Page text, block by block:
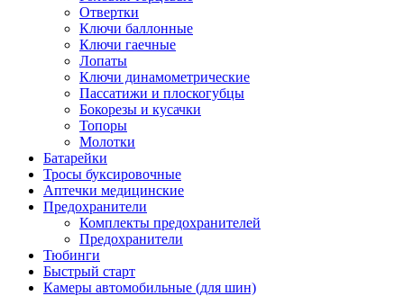
Отвертки
Ключи баллонные
Ключи гаечные
Лопаты
Ключи динамометрические
Пассатижи и плоскогубцы
Бокорезы и кусачки
Топоры
Молотки
Батарейки
Тросы буксировочные
Аптечки медицинские
Предохранители
Комплекты предохранителей
Предохранители
Тюбинги
Быстрый старт
Камеры автомобильные (для шин)